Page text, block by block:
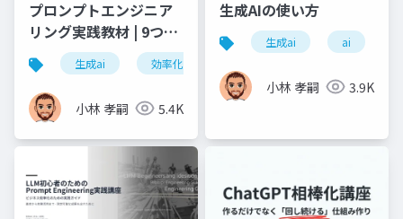
プロンプトエンジニア
リング実践教材 | 9つの
構文で業務効率10倍ア
ップ
生成ai 効率化
小林 孝嗣 5.4K
生成AIの使い方
生成ai ai
小林 孝嗣 3.9K